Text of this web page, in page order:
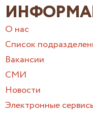
О нас
Список
Вакансии
СМИ
Новости
Электронные